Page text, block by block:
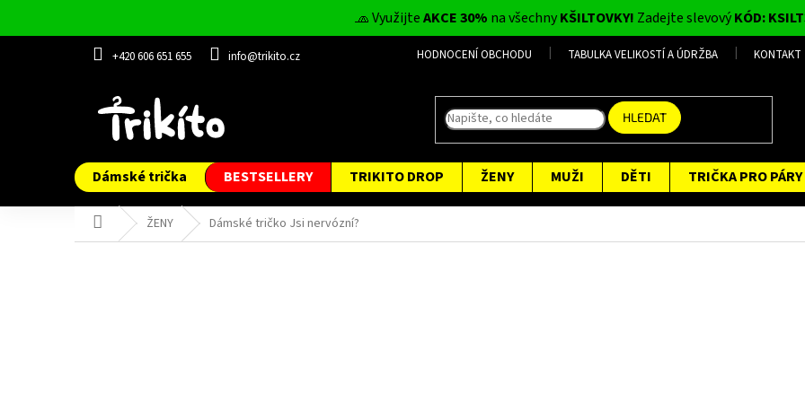
obsah
🧢 VyužijteAKCE 30% na všechnyKŠILTOVKY! Zadejte slevovýKÓD:
+420 606 651 655 info@trikito.cz HODNOCENÍ OBCHODU TABULKA VELIKOSTÍ A ÚDRŽBA KONTAKT
HLEDAT
Dámské trička BESTSELLERY TRIKITO DROP ŽENY MUŽI DĚTI TRIČKA PRO PÁRY
Domů ŽENY Dámské tričko Jsi nervózní?